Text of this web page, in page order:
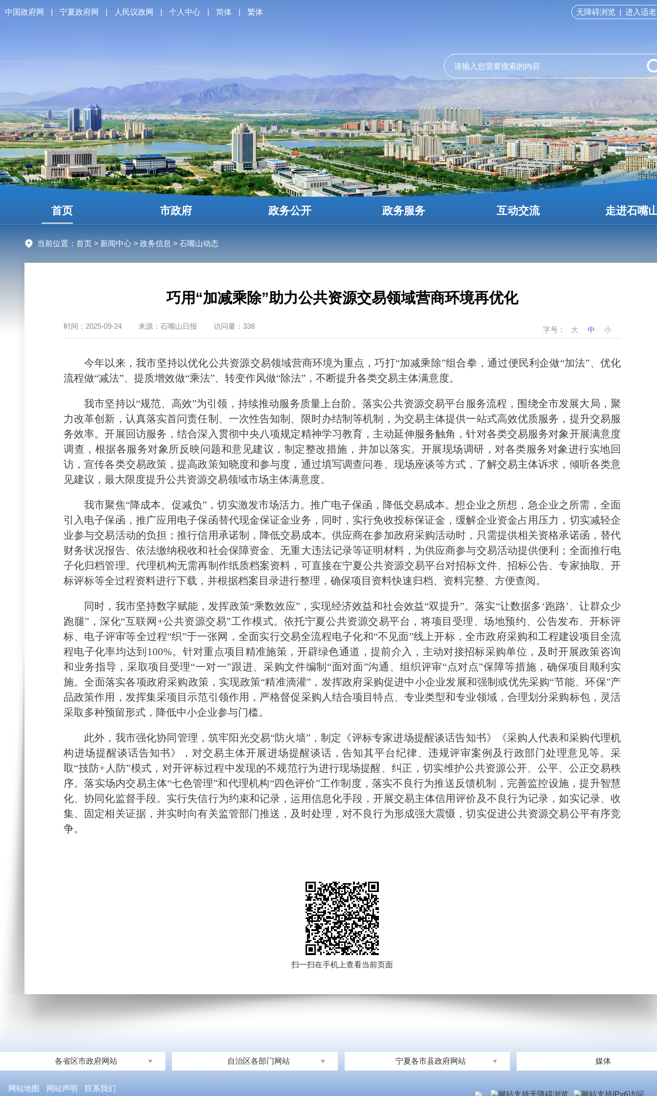
中国政府网 宁夏政府网 人民议政网 个人中心 简体 繁体 无障碍浏览 进入适
首页 市政府 政务公开 政务服务 互动交流 走进石嘴
当前位置： 首页 > 新闻中心 > 政务信息 > 石嘴山动态
巧用“加减乘除”助力公共资源交易领域营商环境再优化
时间： 2025-09-24 来源： 石嘴山日报 访问量：338 字号： 大 中 小
今年以来，我市坚持以优化公共资源交易领域营商环境为重点，巧打“加减乘除”组合拳，通过便民利企做“加法”、优化
流程做“减法”、提质增效做“乘法”、转变作风做“除法”，不断提升各类交易主体满意度。
我市坚持以“规范、高效”为引领，持续推动服务质量上台阶。落实公共资源交易平台服务流程，围绕全市发展大局，聚
力改革创新，认真落实首问责任制、一次性告知制、限时办结制等机制，为交易主体提供一站式高效优质服务，提升交易服
务效率。开展回访服务，结合深入贯彻中央八项规定精神学习教育，主动延伸服务触角，针对各类交易服务对象开展满意度
调查，根据各服务对象所反映问题和意见建议，制定整改措施，并加以落实。开展现场调研，对各类服务对象进行实地回
访，宣传各类交易政策，提高政策知晓度和参与度，通过填写调查问卷、现场座谈等方式，了解交易主体诉求，倾听各类意
见建议，最大限度提升公共资源交易领域市场主体满意度。
我市聚焦“降成本、促减负”，切实激发市场活力。推广电子保函，降低交易成本。想企业之所想，急企业之所需，全面
引入电子保函，推广应用电子保函替代现金保证金业务，同时，实行免收投标保证金，缓解企业资金占用压力，切实减轻企
业参与交易活动的负担；推行信用承诺制，降低交易成本。供应商在参加政府采购活动时，只需提供相关资格承诺函，替代
财务状况报告、依法缴纳税收和社会保障资金、无重大违法记录等证明材料，为供应商参与交易活动提供便利；全面推行电
子化归档管理。代理机构无需再制作纸质档案资料，可直接在宁夏公共资源交易平台对招标文件、招标公告、专家抽取、开
标评标等全过程资料进行下载，并根据档案目录进行整理，确保项目资料快速归档、资料完整、方便查阅。
同时，我市坚持数字赋能，发挥政策“乘数效应”，实现经济效益和社会效益“双提升”。落实“让数据多‘跑路’、让群众少
跑腿”，深化“互联网+公共资源交易”工作模式。依托宁夏公共资源交易平台，将项目受理、场地预约、公告发布、开标评
标、电子评审等全过程“织”于一张网，全面实行交易全流程电子化和“不见面”线上开标，全市政府采购和工程建设项目全流
程电子化率均达到100%。针对重点项目精准施策，开辟绿色通道，提前介入，主动对接招标采购单位，及时开展政策咨询
和业务指导，采取项目受理“一对一”跟进、采购文件编制“面对面”沟通、组织评审“点对点”保障等措施，确保项目顺利实
施。全面落实各项政府采购政策，实现政策“精准滴灌”，发挥政府采购促进中小企业发展和强制或优先采购“节能、环保”产
品政策作用，发挥集采项目示范引领作用，严格督促采购人结合项目特点、专业类型和专业领域，合理划分采购标包，灵活
采取多种预留形式，降低中小企业参与门槛。
此外，我市强化协同管理，筑牢阳光交易“防火墙”，制定《评标专家进场提醒谈话告知书》《采购人代表和采购代理机
构进场提醒谈话告知书》，对交易主体开展进场提醒谈话，告知其平台纪律、违规评审案例及行政部门处理意见等。采
取“技防+人防”模式，对开评标过程中发现的不规范行为进行现场提醒、纠正，切实维护公共资源公开、公平、公正交易秩
序。落实场内交易主体“七色管理”和代理机构“四色评价”工作制度，落实不良行为推送反馈机制，完善监控设施，提升智慧
化、协同化监督手段。实行失信行为约束和记录，运用信息化手段，开展交易主体信用评价及不良行为记录，如实记录、收
集、固定相关证据，并实时向有关监管部门推送，及时处理，对不良行为形成强大震慑，切实促进公共资源交易公平有序竞
争。
扫一扫在手机上查看当前页面
各省区市政府网站 自治区各部门网站 宁夏各市县政府网站 媒体
网站地图 网站声明 联系我们